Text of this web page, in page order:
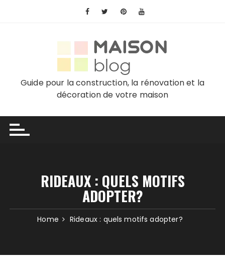
Guide pour la construction, la rénovation et la
décoration de votre maison
RIDEAUX : QUELS MOTIFS
ADOPTER?
Home Rideaux : quels motifs adopter?